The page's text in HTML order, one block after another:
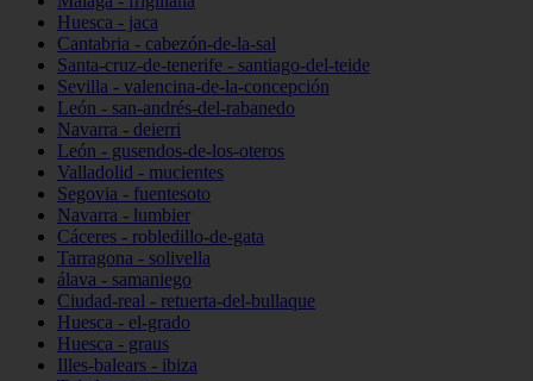
Huesca - jaca
Cantabria - cabezón-de-la-sal
Santa-cruz-de-tenerife - santiago-del-teide
Sevilla - valencina-de-la-concepción
León - san-andrés-del-rabanedo
Navarra - deierri
León - gusendos-de-los-oteros
Valladolid - mucientes
Segovia - fuentesoto
Navarra - lumbier
Cáceres - robledillo-de-gata
Tarragona - solivella
álava - samaniego
Ciudad-real - retuerta-del-bullaque
Huesca - el-grado
Huesca - graus
Illes-balears - ibiza